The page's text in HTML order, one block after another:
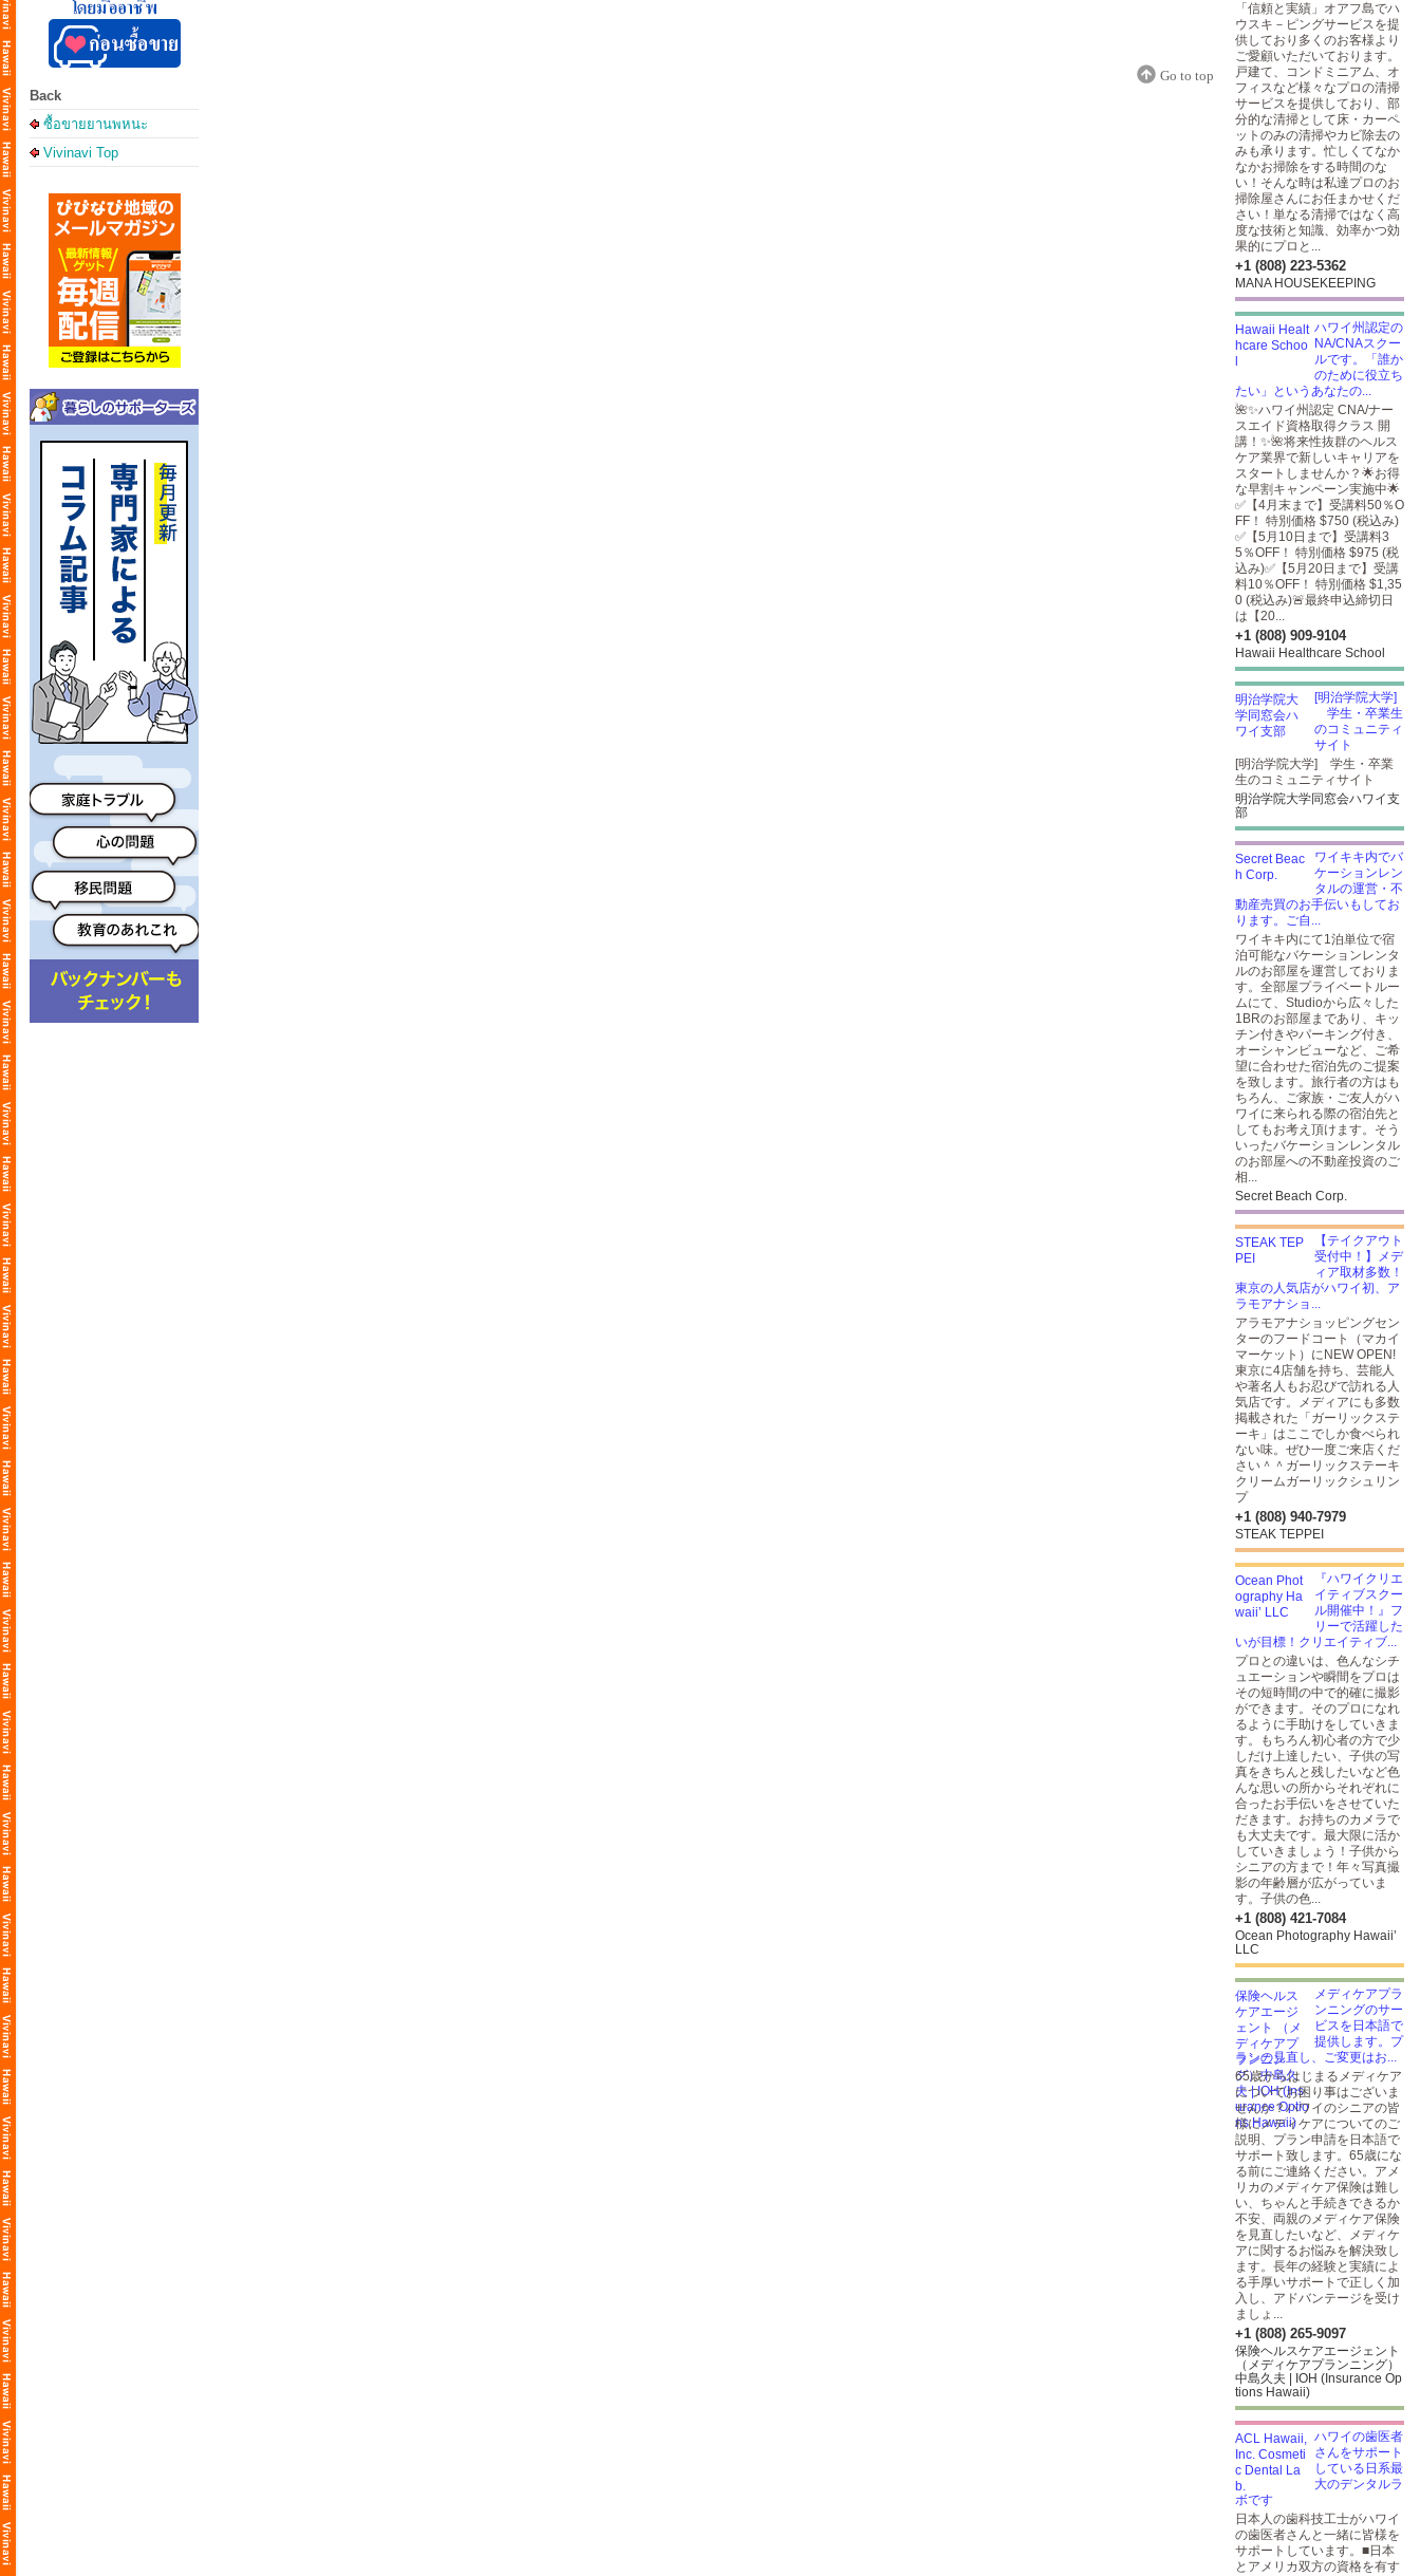
Back
ซื้อขายยานพหนะ
Vivinavi Top
Go to top
「信頼と実績」オアフ島でハ
ウスキ－ピングサービスを提
供しており多くのお客様より
ご愛顧いただいております。
戸建て、コンドミニアム、オ
フィスなど様々なプロの清掃
サービスを提供しており、部
分的な清掃として床・カーペ
ットのみの清掃やカビ除去の
みも承ります。忙しくてなか
なかお掃除をする時間のな
い！そんな時は私達プロのお
掃除屋さんにお任まかせくだ
さい！単なる清掃ではなく高
度な技術と知識、効率かつ効
果的にプロと...
+1 (808) 223-5362
MANA HOUSEKEEPING
ハワイ州認定の
NA/CNAスクー
ルです。「誰か
のために役立ち
たい」というあなたの...
🌺✨ハワイ州認定 CNA/ナー
スエイド資格取得クラス 開
講！✨🌺将来性抜群のヘルス
ケア業界で新しいキャリアを
スタートしませんか？🌟お得
な早割キャンペーン実施中🌟
✅【4月末まで】受講料50％O
FF！ 特別価格 $750 (税込み)
✅【5月10日まで】受講料3
5％OFF！ 特別価格 $975 (税
込み)✅【5月20日まで】受講
料10％OFF！ 特別価格 $1,35
0 (税込み)🚨最終申込締切日
は【20...
+1 (808) 909-9104
Hawaii Healthcare School
[明治学院大学]
学生・卒業生
のコミュニティ
サイト
[明治学院大学] 学生・卒業
生のコミュニティサイト
明治学院大学同窓会ハワイ支
部
ワイキキ内でバ
ケーションレン
タルの運営・不
動産売買のお手伝いもしてお
ります。ご自...
ワイキキ内にて1泊単位で宿
泊可能なバケーションレンタ
ルのお部屋を運営しておりま
す。全部屋プライベートルー
ムにて、Studioから広々した
1BRのお部屋まであり、キッ
チン付きやパーキング付き、
オーシャンビューなど、ご希
望に合わせた宿泊先のご提案
を致します。旅行者の方はも
ちろん、ご家族・ご友人がハ
ワイに来られる際の宿泊先と
してもお考え頂けます。そう
いったバケーションレンタル
のお部屋への不動産投資のご
相...
Secret Beach Corp.
【テイクアウト
受付中！】メデ
ィア取材多数！
東京の人気店がハワイ初、ア
ラモアナショ...
アラモアナショッピングセン
ターのフードコート（マカイ
マーケット）にNEW OPEN!
東京に4店舗を持ち、芸能人
や著名人もお忍びで訪れる人
気店です。メディアにも多数
掲載された「ガーリックステ
ーキ」はここでしか食べられ
ない味。ぜひ一度ご来店くだ
さい＾＾ガーリックステーキ
クリームガーリックシュリン
プ
+1 (808) 940-7979
STEAK TEPPEI
『ハワイクリエ
イティブスクー
ル開催中！』フ
リーで活躍した
いが目標！クリエイティブ...
プロとの違いは、色んなシチ
ュエーションや瞬間をプロは
その短時間の中で的確に撮影
ができます。そのプロになれ
るように手助けをしていきま
す。もちろん初心者の方で少
しだけ上達したい、子供の写
真をきちんと残したいなど色
んな思いの所からそれぞれに
合ったお手伝いをさせていた
だきます。お持ちのカメラで
も大丈夫です。最大限に活か
していきましょう！子供から
シニアの方まで！年々写真撮
影の年齢層が広がっていま
す。子供の色...
+1 (808) 421-7084
Ocean Photography Hawaii’
LLC
メディケアプラ
ンニングのサー
ビスを日本語で
提供します。プ
ランの見直し、ご変更はお...
65歳からはじまるメディケア
についてお困り事はございま
せんか？ハワイのシニアの皆
様にメディケアについてのご
説明、プラン申請を日本語で
サポート致します。65歳にな
る前にご連絡ください。アメ
リカのメディケア保険は難し
い、ちゃんと手続きできるか
不安、両親のメディケア保険
を見直したいなど、メディケ
アに関するお悩みを解決致し
ます。長年の経験と実績によ
る手厚いサポートで正しく加
入し、アドバンテージを受け
ましょ...
+1 (808) 265-9097
保険ヘルスケアエージェント
（メディケアプランニング）
中島久夫 | IOH (Insurance Op
tions Hawaii)
ハワイの歯医者
さんをサポート
している日系最
大のデンタルラ
ボです
日本人の歯科技工士がハワイ
の歯医者さんと一緒に皆様を
サポートしています。■日本
とアメリカ双方の資格を有す